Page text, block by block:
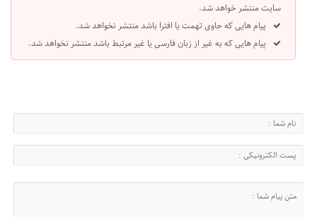
سایت منتشر خواهد شد.
پیام هایی که حاوی تهمت یا افترا باشد منتشر نخواهد شد.
پیام هایی که به غیر از زبان فارسی یا غیر مرتبط باشد منتشر نخواهد شد.